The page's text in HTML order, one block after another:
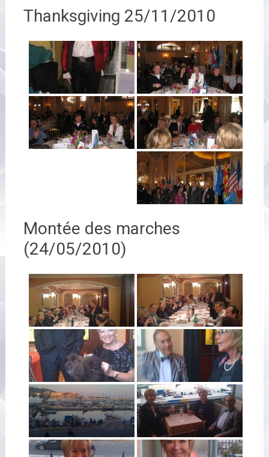
Thanksgiving 25/11/2010
Montée des marches
(24/05/2010)